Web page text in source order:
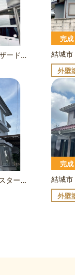
結城市 U様邸 外壁塗装/ウィザードコッパー×ミネラルグレイ×ガルグレー
完成
外壁
結城市 K様邸 外壁塗装/オイスターグレー×鼠色、屋根（屋上）塗装
完成
結城
外壁